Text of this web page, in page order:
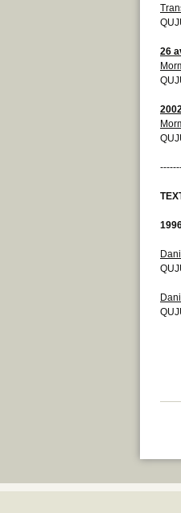
26
2002